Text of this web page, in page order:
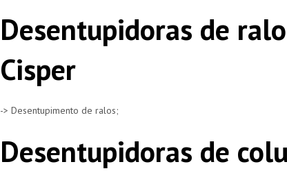
Desentupidoras de
Cisper
-> Desentupimento de ralos;
Desentupidoras de